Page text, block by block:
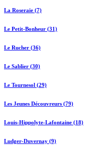
La Roseraie (7)
Le Petit-Bonheur (31)
Le Rucher (36)
Le Sablier (30)
Le Tournesol (29)
Les Jeunes Découvreurs (79)
Louis-Hippolyte-Lafontaine (18)
Ludger-Duvernay (9)